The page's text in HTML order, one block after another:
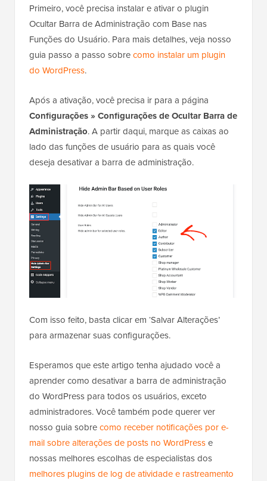
Primeiro, você precisa instalar e ativar o plugin
Ocultar Barra de Administração com Base nas
Funções do Usuário. Para mais detalhes, veja nosso
guia passo a passo sobrecomo instalar um plugin
do WordPress.
Após a ativação, você precisa ir para a página
Configurações » Configurações de Ocultar Barra de
Administração. A partir daqui, marque as caixas ao
lado das funções de usuário para as quais você
deseja desativar a barra de administração.
Com isso feito, basta clicar em ‘Salvar Alterações’
para armazenar suas configurações.
Esperamos que este artigo tenha ajudado você a
aprender como desativar a barra de administração
do WordPress para todos os usuários, exceto
administradores. Você também pode querer ver
nosso guia sobrecomo receber notificações por e-
mail sobre alterações de posts no WordPresse
nossas melhores escolhas de especialistas dos
melhores plugins de log de atividade e rastreamento